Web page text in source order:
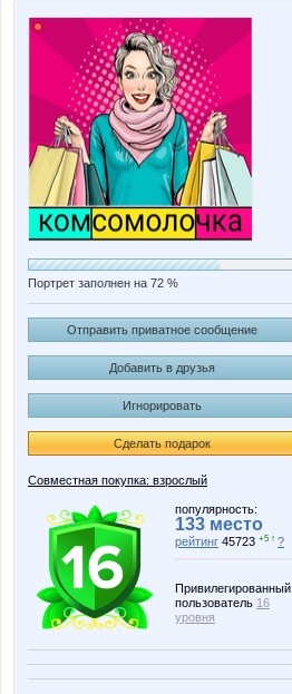
Портрет заполнен на 72 %
Отправить приватное сообщение
Добавить в друзья
Игнорировать
Сделать подарок
Совместная покупка: взрослый
популярность:
133 место
рейтинг 45723 +5 ↑ ?
Привилегированный
пользователь 16
уровня